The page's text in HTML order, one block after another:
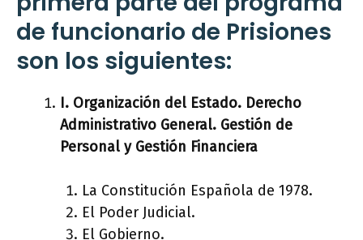
de funcionario de Prisiones
son los siguientes:
I. Organización del Estado. Derecho
Administrativo General. Gestión de
Personal y Gestión Financiera
La Constitución Española de 1978.
El Poder Judicial.
El Gobierno.